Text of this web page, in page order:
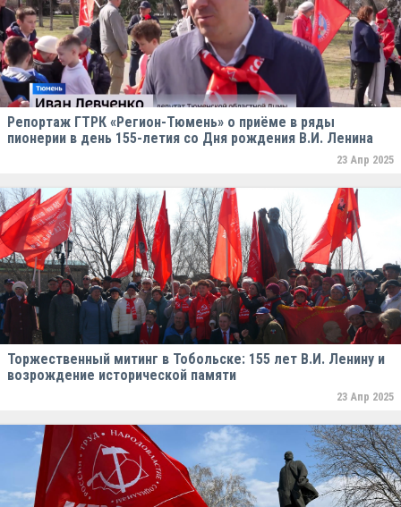
Репортаж ГТРК «Регион-Тюмень» о приёме в ряды
пионерии в день 155-летия со Дня рождения В.И. Ленина
23 Апр 2025
Торжественный митинг в Тобольске: 155 лет В.И. Ленину и
возрождение исторической памяти
23 Апр 2025